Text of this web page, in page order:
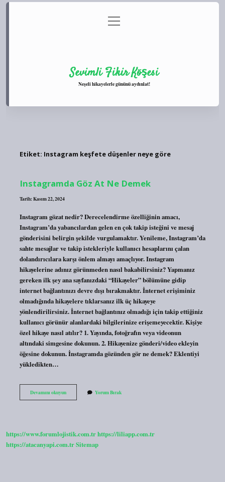
Gizlilik Politikası
menüyü
aç
Sevimli Fikir Köşesi
Neşeli hikayelerle gününü aydınlat!
Etiket: Instagram keşfete düşenler neye göre
Instagramda Göz At Ne Demek
Tarih: Kasım 22, 2024
Instagram gözat nedir? Derecelendirme özelliğinin amacı,
Instagram’da yabancılardan gelen en çok takip isteğini ve mesaj
gönderisini belirgin şekilde vurgulamaktır. Yenileme, Instagram’da
sahte mesajlar ve takip istekleriyle kullanıcı hesaplarını çalan
dolandırıcılara karşı önlem almayı amaçlıyor. Instagram
hikayelerine adınız görünmeden nasıl bakabilirsiniz? Yapmanız
gereken ilk şey ana sayfanızdaki “Hikayeler” bölümüne gidip
internet bağlantınızı devre dışı bırakmaktır. İnternet erişiminiz
olmadığında hikayelere tıklarsanız ilk üç hikayeye
yönlendirilirsiniz. İnternet bağlantınız olmadığı için takip ettiğiniz
kullanıcı görünür alanlardaki bilgilerinize erişemeyecektir. Kişiye
özel hikaye nasıl atılır? 1. Yayında, fotoğrafın veya videonun
altındaki simgesine dokunun. 2. Hikayenize gönderi/video ekleyin
öğesine dokunun. İnstagramda gözünden gör ne demek? Eklentiyi
yükledikten…
Devamını okuyunInstagramda
Göz
Yorum Bırak
https://www.forumlojistik.com.trhttps://liliapp.com.tr
https://atacanyapi.com.trSitemap